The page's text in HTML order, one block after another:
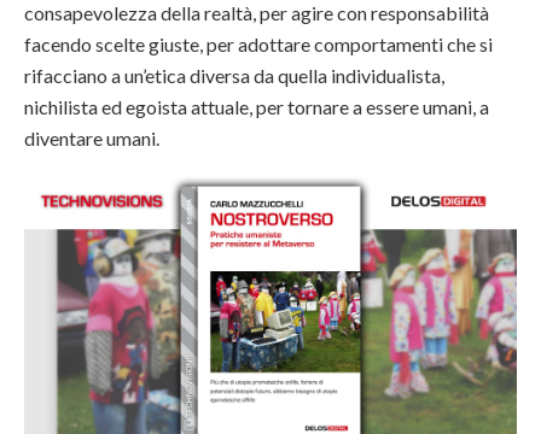
consapevolezza della realtà, per agire con responsabilità
facendo scelte giuste, per adottare comportamenti che si
rifacciano a un’etica diversa da quella individualista,
nichilista ed egoista attuale, per tornare a essere umani, a
diventare umani.